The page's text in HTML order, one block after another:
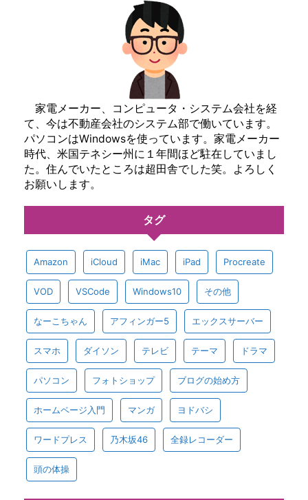
家電メーカー、コンピュータ・システム会社を経
て、今は不動産会社のシステム部で働いています。
パソコンはWindowsを使っています。家電メーカー
時代、米国テネシー州に１年間ほど駐在していまし
た。住んでいたところは超田舎でした笑。よろしく
お願いします。
タグ
Amazon iCloud iMac iPad Procreate
VOD VSCode Windows10 その他
なーこちゃん アフィンガー5 エックスサーバー
スマホ ダイソン テレビ テーマ ドラマ
パソコン フォトショップ ブログの始め方
ホームページ入門 マンガ ヨドバシ
ワードプレス 乃木坂46 全録レコーダー
頭の体操